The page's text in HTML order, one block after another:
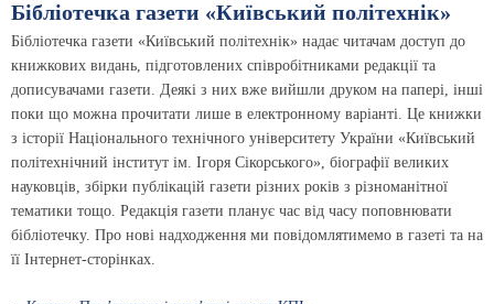
Бібліотечка газети «Київський політехнік»
Бібліотечка газети «Київський політехнік» надає читачам доступ до
книжкових видань, підготовлених співробітниками редакції та
дописувачами газети. Деякі з них вже вийшли друком на папері, інші
поки що можна прочитати лише в електронному варіанті. Це книжки
з історії Національного технічного університету України «Київський
політехнічний інститут ім. Ігоря Сікорського», біографії великих
науковців, збірки публікацій газети різних років з різноманітної
тематики тощо. Редакція газети планує час від часу поповнювати
бібліотечку. Про нові надходження ми повідомлятимемо в газеті та на
її Інтернет-сторінках.